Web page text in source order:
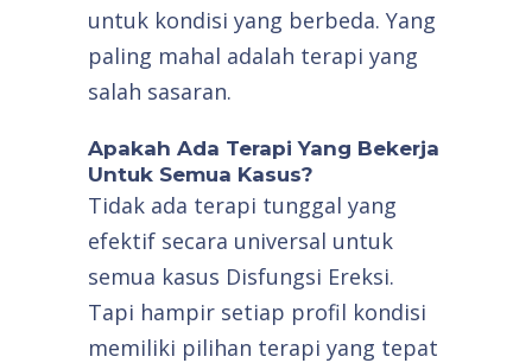
untuk kondisi yang berbeda. Yang
paling mahal adalah terapi yang
salah sasaran.
Apakah Ada Terapi Yang Bekerja
Untuk Semua Kasus?
Tidak ada terapi tunggal yang
efektif secara universal untuk
semua kasus Disfungsi Ereksi.
Tapi hampir setiap profil kondisi
memiliki pilihan terapi yang tepat